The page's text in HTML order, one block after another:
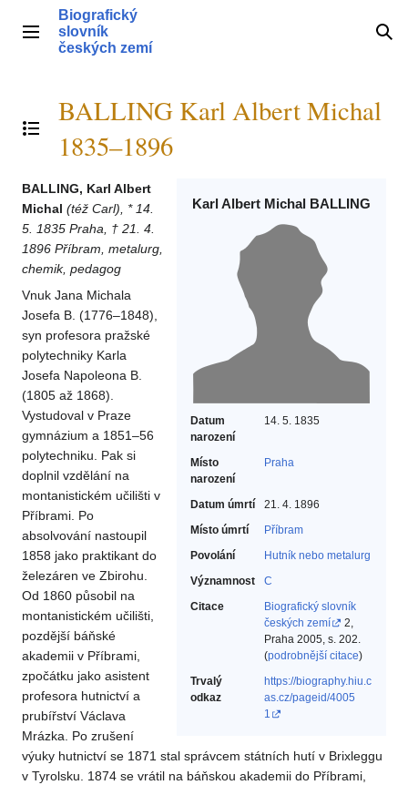
obsahHlavní menu
Biografický
slovník
českých zemí
Přepnout obsah
BALLING Karl Albert Michal
1835–1896
Karl Albert Michal BALLING
Datum
narození
14. 5. 1835
Místo
narození
Praha
Datum úmrtí
21. 4. 1896
Místo úmrtí
Příbram
Povolání
Hutník nebo metalurg‎
Významnost
C
Citace
Biografický slovník
českých zemí
2,
Praha 2005, s. 202.
(podrobnější citace)
Trvalý
odkaz
https://biography.hiu.c
as.cz/pageid/4005
1
BALLING, Karl Albert
Michal (též Carl), * 14.
5. 1835 Praha, † 21. 4.
1896 Příbram, metalurg,
chemik, pedagog
Vnuk Jana Michala
Josefa B. (1776–1848),
syn profesora pražské
polytechniky Karla
Josefa Napoleona B.
(1805 až 1868).
Vystudoval v Praze
gymnázium a 1851–56
polytechniku. Pak si
doplnil vzdělání na
montanistickém učilišti v
Příbrami. Po
absolvování nastoupil
1858 jako praktikant do
železáren ve Zbirohu.
Od 1860 působil na
montanistickém učilišti,
pozdější báňské
akademii v Příbrami,
zpočátku jako asistent
profesora hutnictví a
prubířství Václava
Mrázka. Po zrušení
výuky hutnictví se 1871 stal správcem státních hutí v Brixleggu
v Tyrolsku. 1874 se vrátil na báňskou akademii do Příbrami,